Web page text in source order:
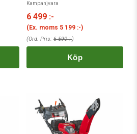
Kampanjvara
6 499 :-
(Ex. moms 5 199 :-)
(Ord. Pris: 6 590 :-)
Köp